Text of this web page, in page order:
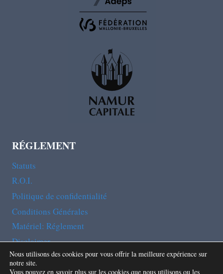
RÉGLEMENT
Statuts
R.O.I.
Politique de confidentialité
Conditions Générales
Matériel: Réglement
Disclaimer
Nous utilisons des cookies pour vous offrir la meilleure expérience sur
notre site.
Vous pouvez en savoir plus sur les cookies que nous utilisons ou les